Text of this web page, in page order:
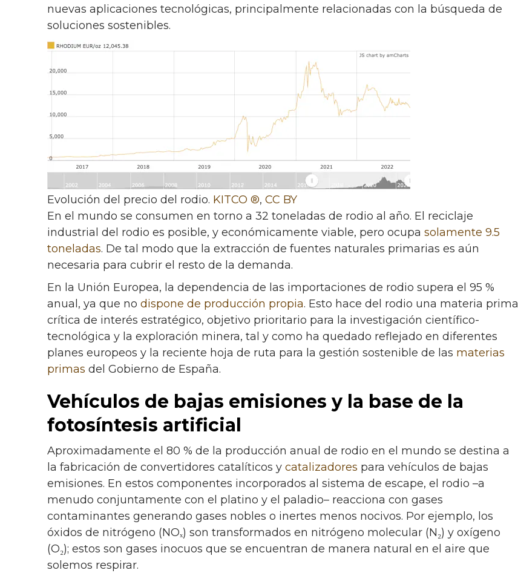
nuevas aplicaciones tecnológicas, principalmente relacionadas con la búsqueda de
soluciones sostenibles.
Evolución del precio del rodio. KITCO ®,CC BY
En el mundo se consumen en torno a 32 toneladas de rodio al año. El reciclaje
industrial del rodio es posible, y económicamente viable, pero ocupasolamente 9.5
toneladas. De tal modo que la extracción de fuentes naturales primarias es aún
necesaria para cubrir el resto de la demanda.
En la Unión Europea, la dependencia de las importaciones de rodio supera el 95 %
anual, ya que nodispone de producción propia. Esto hace del rodio una materia prima
crítica de interés estratégico, objetivo prioritario para la investigación científico-
tecnológica y la exploración minera, tal y como ha quedado reflejado en diferentes
planes europeos y la reciente hoja de ruta para la gestión sostenible de las materias
primas del Gobierno de España.
Vehículos de bajas emisiones y la base de la
fotosíntesis artificial
Aproximadamente el 80 % de la producción anual de rodio en el mundo se destina a
la fabricación de convertidores catalíticos ycatalizadores para vehículos de bajas
emisiones. En estos componentes incorporados al sistema de escape, el rodio –a
menudo conjuntamente con el platino y el paladio– reacciona con gases
contaminantes generando gases nobles o inertes menos nocivos. Por ejemplo, los
óxidos de nitrógeno (NOₓ) son transformados en nitrógeno molecular (N₂) y oxígeno
(O₂); estos son gases inocuos que se encuentran de manera natural en el aire que
solemos respirar.